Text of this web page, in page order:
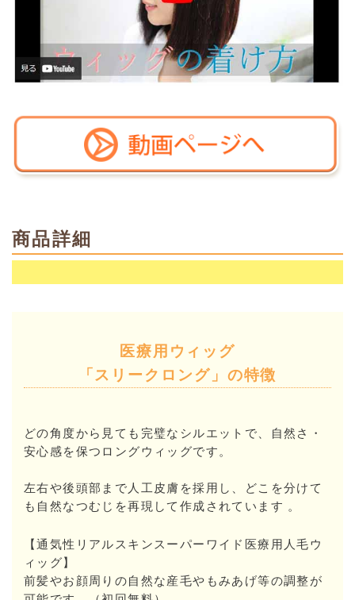
商品詳細
医療用ウィッグ
「スリークロング」の特徴
どの角度から見ても完璧なシルエットで、自然さ・
安心感を保つロングウィッグです。
左右や後頭部まで人工皮膚を採用し、どこを分けて
も自然なつむじを再現して作成されています 。
【通気性リアルスキンスーパーワイド医療用人毛ウ
ィッグ】
前髪やお顔周りの自然な産毛やもみあげ等の調整が